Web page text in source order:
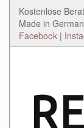
Kostenlose
Made in
Facebook |